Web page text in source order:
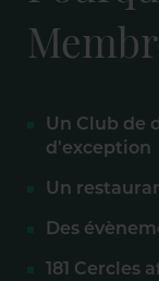
Un Club de
d'exception
Un
Des
181 Cercles